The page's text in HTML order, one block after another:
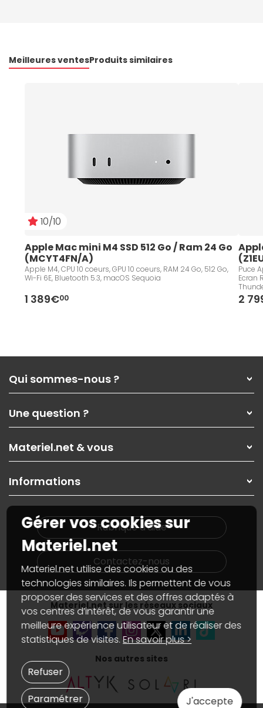
Meilleures ventesProduits similaires
10/10
Apple Mac mini M4 SSD 512 Go / Ram 24 Go
(MCYT4FN/A)
Apple M4, CPU 10 coeurs, GPU 10 coeurs, RAM 24 Go, 512 Go,
Wi-Fi 6E, Bluetooth 5.3, macOS Sequoia
1 389€00
Puce
Ecran
2
Qui sommes-nous ?
Nos services
Les magasins Materiel.net
Nos solutions pour les pros
Contactez-nous
Une question ?
Paiement, livraison
Garanties,Pack Zen
SAV, demander un retour
Informations
Materiel.net & vous
On rachète votre carte graphique
PC sur mesure : Votre RDV personnalisé
Notre démarche écologique
Materiel.net recrute
Notre programme d'affiliation
Partenariat & Sponsoring
Informations
Plan du site
Nos marques
Conditions générales de vente
Marketplace
Informations légales
Données personnelles etcookies
Gérer vos cookies
Accessibilité : non conforme
Rubrique d'aide
Contactez-nous
Materiel.net sur les réseaux sociaux
Nos autres sites
Gérer vos cookies sur
Materiel.net
Materiel.net utilise des cookies ou des
technologies similaires. Ils permettent de vous
proposer des services et des offres adaptés à
vos centres d’intérêt, de vous garantir une
meilleure expérience utilisateur et de réaliser des
statistiques de visites.En savoir plus >
J'accepte
Paramétrer
Refuser